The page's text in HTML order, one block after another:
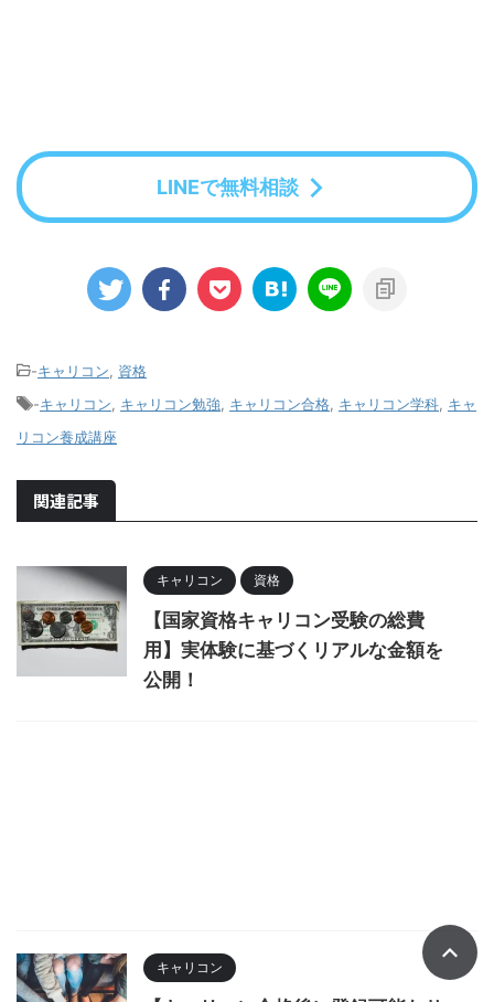
LINEで無料相談
-キャリコン, 資格
-キャリコン, キャリコン勉強, キャリコン合格, キャリコン学科, キャ
リコン養成講座
関連記事
キャリコン 資格
【国家資格キャリコン受験の総費
用】実体験に基づくリアルな金額を
公開！
キャリコン